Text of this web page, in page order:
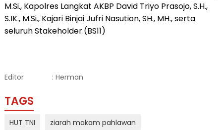
M.Si., Kapolres Langkat AKBP David Triyo Prasojo, S.H.,
S.IK., M.Si., Kajari Binjai Jufri Nasution, SH., MH., serta
seluruh Stakeholder.(BS11)
Editor : Herman
TAGS
HUT TNI ziarah makam pahlawan